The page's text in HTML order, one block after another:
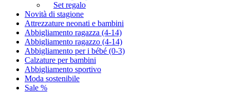
Set regalo
Novità di stagione
Attrezzature neonati e bambini
Abbigliamento ragazza (4-14)
Abbigliamento ragazzo (4-14)
Abbigliamento per i bébé (0-3)
Calzature per bambini
Abbigliamento sportivo
Moda sostenibile
Sale %